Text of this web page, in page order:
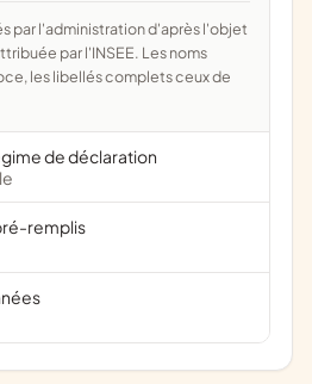
par l'INSEE. Les noms
les libellés complets ceux de
de déclaration
remplis